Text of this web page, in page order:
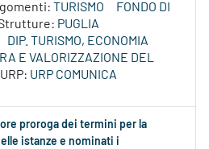
TURISMO
FONDO DI
PUGLIA
DIP. TURISMO, ECONOMIA
E VALORIZZAZIONE DEL
URP: URP COMUNICA
proroga dei termini per la
istanze e nominati i